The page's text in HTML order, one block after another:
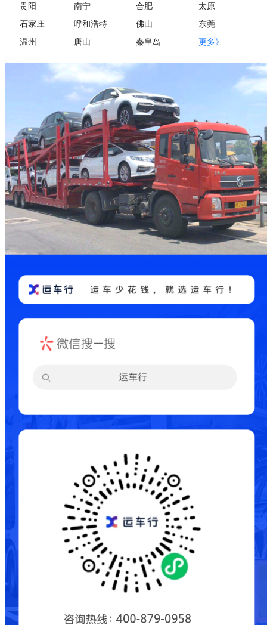
贵阳
南宁 合肥
太原
石家庄
呼和浩特 佛山
东莞
温州
唐山 秦皇岛 更多》